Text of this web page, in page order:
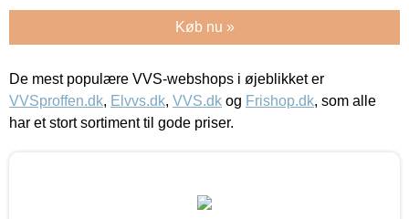
Køb nu »
De mest populære VVS-webshops i øjeblikket er
VVSproffen.dk, Elvvs.dk, VVS.dk og Frishop.dk, som alle
har et stort sortiment til gode priser.